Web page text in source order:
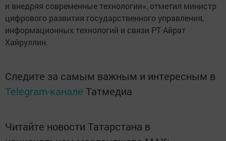
и внедряя современные технологии», отметил министр
цифрового развития государственного управления,
информационных технологий и связи РТ Айрат
Хайруллин.
Следите за самым важным и интересным в
Telegram-канале Татмедиа
Читайте новости Татарстана в